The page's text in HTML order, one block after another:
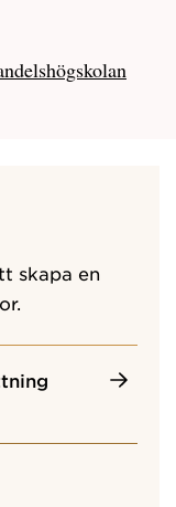
skapa en